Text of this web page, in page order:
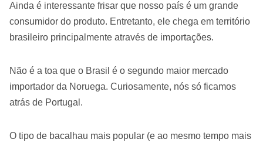
Ainda é interessante frisar que nosso país é um grande
consumidor do produto. Entretanto, ele chega em território
brasileiro principalmente através de importações.
Não é a toa que o Brasil é o segundo maior mercado
importador da Noruega. Curiosamente, nós só ficamos
atrás de Portugal.
O tipo de bacalhau mais popular (e ao mesmo tempo mais